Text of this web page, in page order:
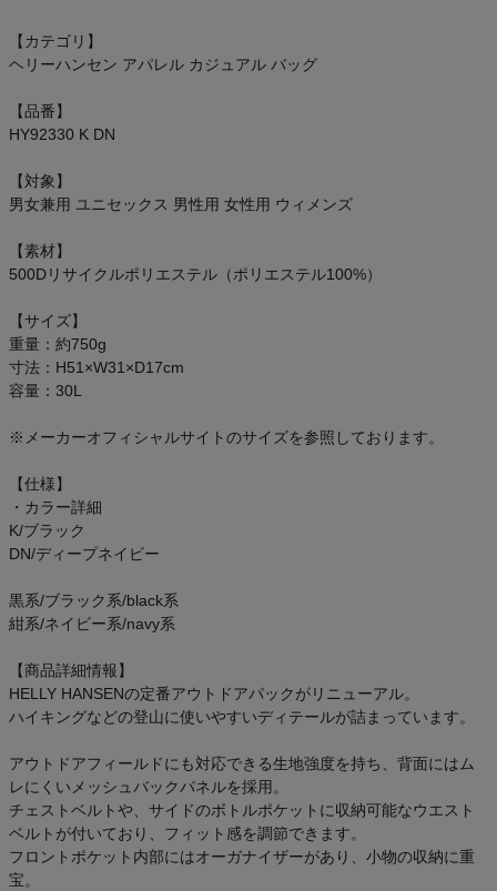
サックス SAXX
オン On
スポーツマリオTOP
お気に入り
商品レビュー
アウトレットセール
スタッフコーディネート
スタッフブログ
【カテゴリ】
ヘリーハンセン アパレル カジュアル バッグ
【品番】
HY92330 K DN
【対象】
男女兼用 ユニセックス 男性用 女性用 ウィメンズ
【素材】
500Dリサイクルポリエステル（ポリエステル100%）
【サイズ】
重量：約750g
寸法：H51×W31×D17cm
容量：30L
※メーカーオフィシャルサイトのサイズを参照しております。
【仕様】
・カラー詳細
K/ブラック
DN/ディープネイビー
黒系/ブラック系/black系
紺系/ネイビー系/navy系
【商品詳細情報】
HELLY HANSENの定番アウトドアパックがリニューアル。
ハイキングなどの登山に使いやすいディテールが詰まっています。
アウトドアフィールドにも対応できる生地強度を持ち、背面にはム
レにくいメッシュバックパネルを採用。
チェストベルトや、サイドのボトルポケットに収納可能なウエスト
ベルトが付いており、フィット感を調節できます。
フロントポケット内部にはオーガナイザーがあり、小物の収納に重
宝。